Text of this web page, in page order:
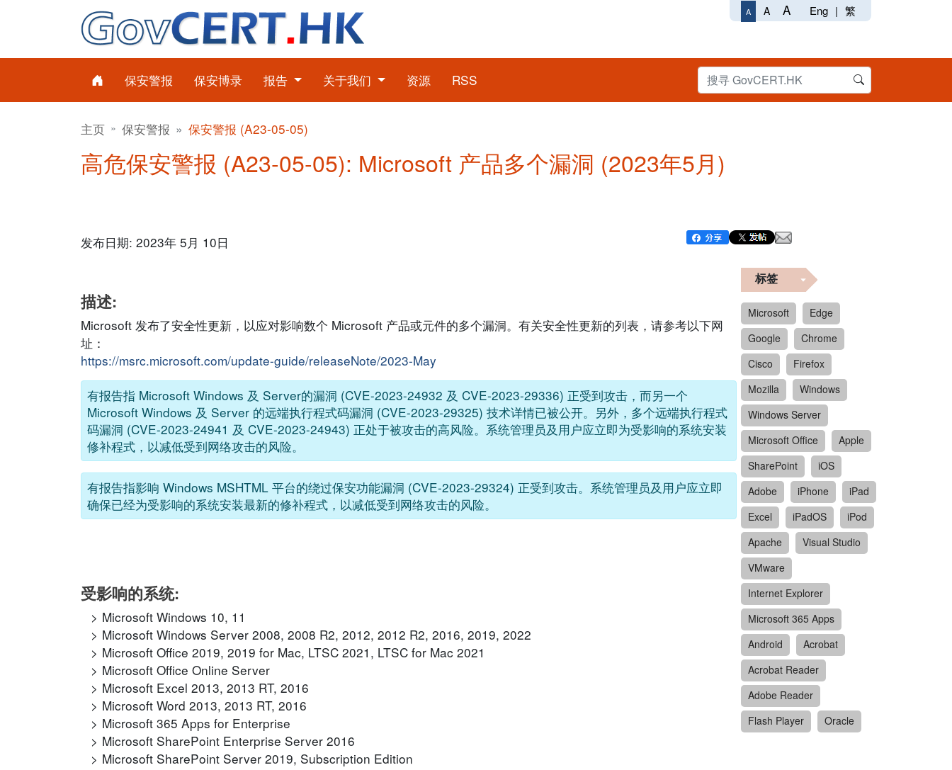
A A A Eng | 繁
保安警报 保安博录 报告 关于我们 资源 RSS
主页 保安警报 保安警报 (A23-05-05)
高危保安警报 (A23-05-05): Microsoft 产品多个漏洞 (2023年5月)
发布日期: 2023年 5月 10日
描述:
Microsoft 发布了安全性更新，以应对影响数个 Microsoft 产品或元件的多个漏洞。有关安全性更新的列表，请参考以下网
址：
https://msrc.microsoft.com/update-guide/releaseNote/2023-May
有报告指 Microsoft Windows 及 Server的漏洞 (CVE-2023-24932 及 CVE-2023-29336) 正受到攻击，而另一个
Microsoft Windows 及 Server 的远端执行程式码漏洞 (CVE-2023-29325) 技术详情已被公开。另外，多个远端执行程式
码漏洞 (CVE-2023-24941 及 CVE-2023-24943) 正处于被攻击的高风险。系统管理员及用户应立即为受影响的系统安装
修补程式，以减低受到网络攻击的风险。
有报告指影响 Windows MSHTML 平台的绕过保安功能漏洞 (CVE-2023-29324) 正受到攻击。系统管理员及用户应立即
确保已经为受影响的系统安装最新的修补程式，以减低受到网络攻击的风险。
受影响的系统:
Microsoft Windows 10, 11
Microsoft Windows Server 2008, 2008 R2, 2012, 2012 R2, 2016, 2019, 2022
Microsoft Office 2019, 2019 for Mac, LTSC 2021, LTSC for Mac 2021
Microsoft Office Online Server
Microsoft Excel 2013, 2013 RT, 2016
Microsoft Word 2013, 2013 RT, 2016
Microsoft 365 Apps for Enterprise
Microsoft SharePoint Enterprise Server 2016
Microsoft SharePoint Server 2019, Subscription Edition
标签
Microsoft
Edge
Google
Chrome
Cisco
Firefox
Mozilla
Windows
Windows Server
Microsoft Office
Apple
SharePoint
iOS
Adobe
iPhone
iPad
Excel
iPadOS
iPod
Apache
Visual Studio
VMware
Internet Explorer
Microsoft 365 Apps
Android
Acrobat
Acrobat Reader
Adobe Reader
Flash Player
Oracle